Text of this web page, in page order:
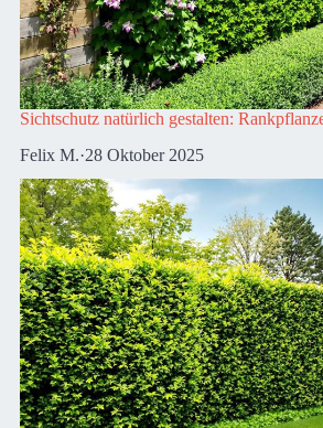
Sichtschutz natürlich gestalten:
Felix M.·28 Oktober 2025